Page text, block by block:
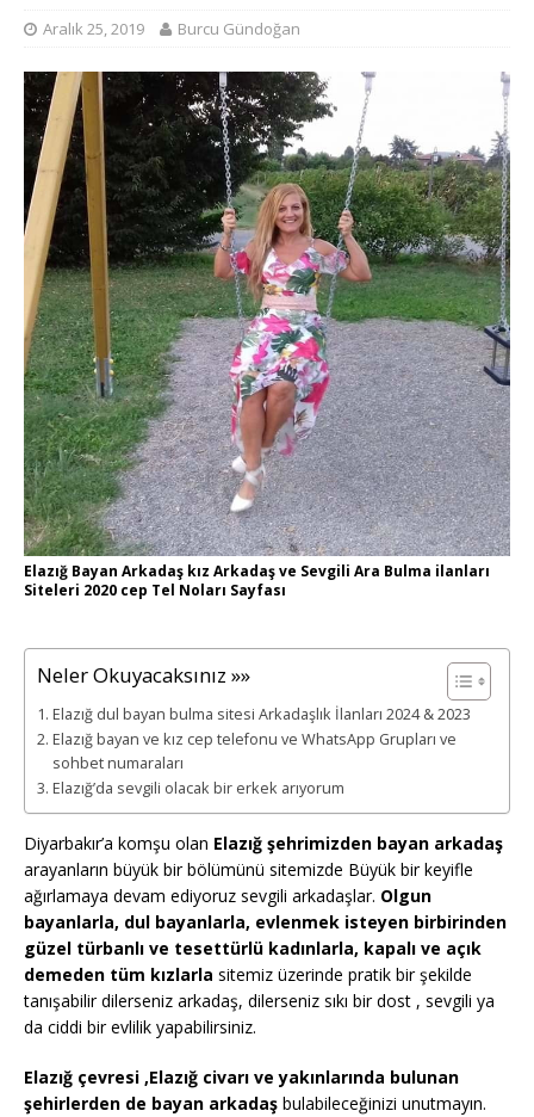
Aralık 25, 2019 Burcu Gündoğan
Elazığ Bayan Arkadaş kız Arkadaş ve Sevgili Ara Bulma ilanları
Siteleri 2020 cep Tel Noları Sayfası
Neler Okuyacaksınız »»
Elazığ dul bayan bulma sitesi Arkadaşlık İlanları 2024 & 2023
Elazığ bayan ve kız cep telefonu ve WhatsApp Grupları ve
sohbet numaraları
Elazığ’da sevgili olacak bir erkek arıyorum
Diyarbakır’a komşu olan Elazığ şehrimizden bayan arkadaş
arayanların büyük bir bölümünü sitemizde Büyük bir keyifle
ağırlamaya devam ediyoruz sevgili arkadaşlar. Olgun
bayanlarla, dul bayanlarla, evlenmek isteyen birbirinden
güzel türbanlı ve tesettürlü kadınlarla, kapalı ve açık
demeden tüm kızlarla sitemiz üzerinde pratik bir şekilde
tanışabilir dilerseniz arkadaş, dilerseniz sıkı bir dost , sevgili ya
da ciddi bir evlilik yapabilirsiniz.
Elazığ çevresi ,Elazığ civarı ve yakınlarında bulunan
şehirlerden de bayan arkadaş bulabileceğinizi unutmayın.